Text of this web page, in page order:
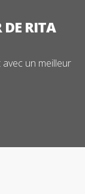
DE RITA
un meilleur